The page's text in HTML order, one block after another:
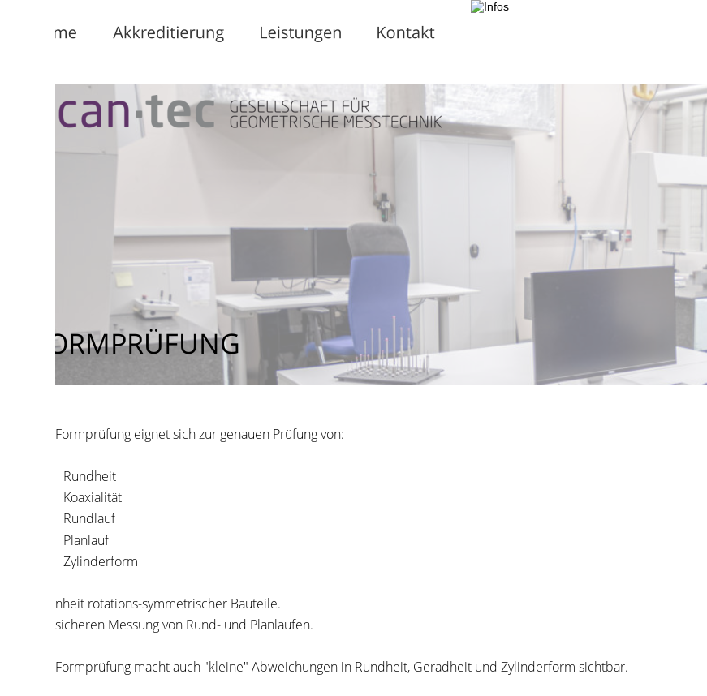
eignet sich zur genauen Prüfung von:
Koaxialität
Zylinderform
rotations-symmetrischer Bauteile.
Messung von Rund- und Planläufen.
macht auch "kleine" Abweichungen in Rundheit, Geradheit und Zylinderform sichtbar.